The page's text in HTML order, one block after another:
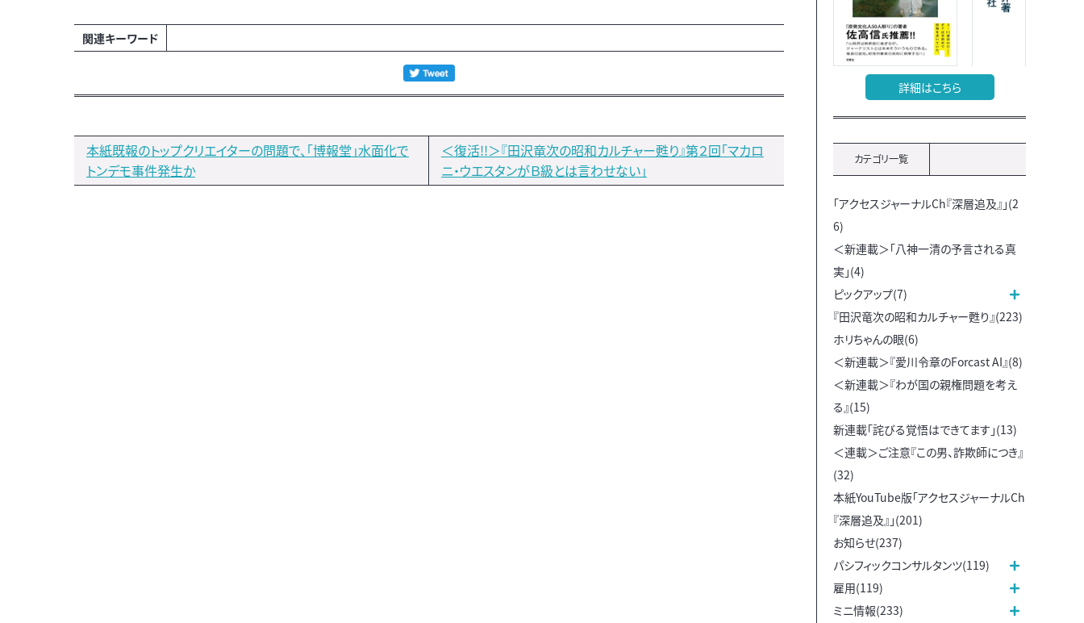
関連キーワード
本紙既報のトップクリエイターの問題で、｢博報堂｣水面化で
トンデモ事件発生か
＜復活!!＞『田沢竜次の昭和カルチャー甦り』第２回「マカロ
ニ・ウエスタンがＢ級とは言わせない」
詳細はこちら
カテゴリ一覧
「アクセスジャーナルCh『深層追及』」(2
6)
＜新連載＞「八神一清の予言される真
実」(4)
ピックアップ(7)
『田沢竜次の昭和カルチャー甦り』(223)
ホリちゃんの眼(6)
＜新連載＞『愛川令章のForcast AI』(8)
＜新連載＞『わが国の親権問題を考え
る』(15)
新連載「詫びる覚悟はできてます」(13)
＜連載＞ご注意『この男、詐欺師につき』
(32)
本紙YouTube版「アクセスジャーナルCh
『深層追及』」(201)
お知らせ(237)
パシフィックコンサルタンツ(119)
雇用(119)
ミニ情報(233)